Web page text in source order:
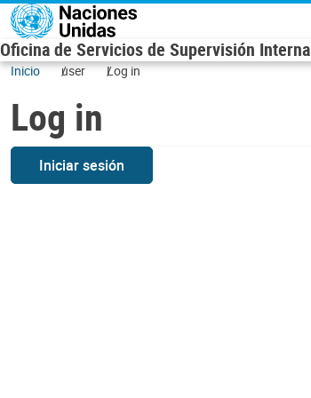
Skip to main content
Oficina de Servicios de Supervisión Interna
Inicio user Log in
Log in
Iniciar sesión